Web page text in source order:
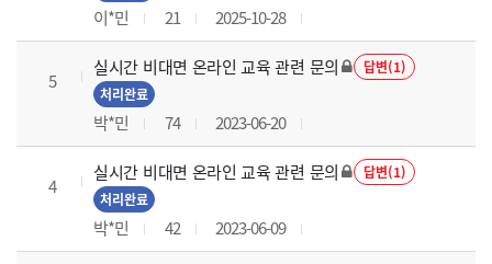
이*민 21 2025-10-28
5
실시간 비대면 온라인 교육 관련 문의
답변(1)
처리완료
박*민 74 2023-06-20
4
실시간 비대면 온라인 교육 관련 문의
답변(1)
처리완료
박*민 42 2023-06-09